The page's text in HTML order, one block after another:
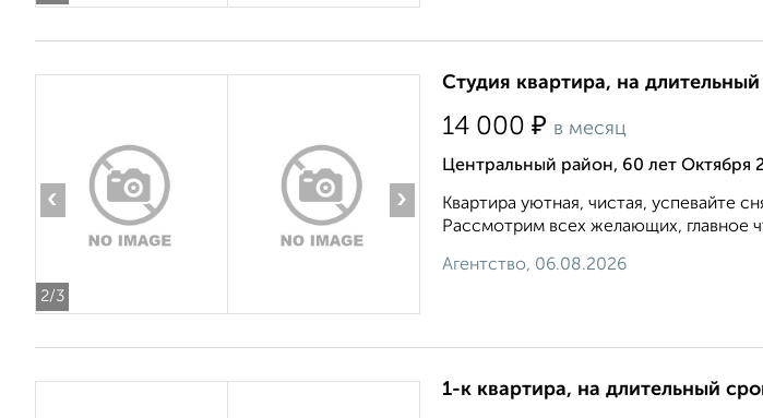
2/3
‹ ›
Студия квартира, на
14 000 ₽ в месяц
Центральный район, 60 лет Октября
Квартира уютная, чистая, успевайте
Рассмотрим всех желающих, главное
Агентство, 06.08.2026
1-к квартира, на длительный